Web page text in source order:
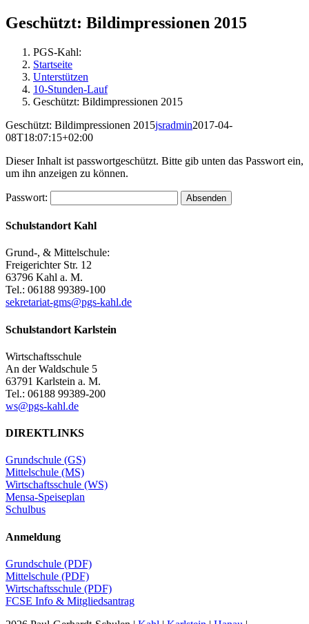
Geschützt: Bildimpressionen 2015
PGS-Kahl:
Startseite
Unterstützen
10-Stunden-Lauf
Geschützt: Bildimpressionen 2015
Geschützt: Bildimpressionen 2015jsradmin2017-04-
08T18:07:15+02:00
Dieser Inhalt ist passwortgeschützt. Bitte gib unten das Passwort ein,
um ihn anzeigen zu können.
Passwort:
Schulstandort Kahl
Grund-, & Mittelschule:
Freigerichter Str. 12
63796 Kahl a. M.
Tel.: 06188 99389-100
sekretariat-gms@pgs-kahl.de
Schulstandort Karlstein
Wirtschaftsschule
An der Waldschule 5
63791 Karlstein a. M.
Tel.: 06188 99389-200
ws@pgs-kahl.de
DIREKTLINKS
Grundschule (GS)
Mittelschule (MS)
Wirtschaftsschule (WS)
Mensa-Speiseplan
Schulbus
Anmeldung
Grundschule (PDF)
Mittelschule (PDF)
Wirtschaftsschule (PDF)
FCSE Info & Mitgliedsantrag